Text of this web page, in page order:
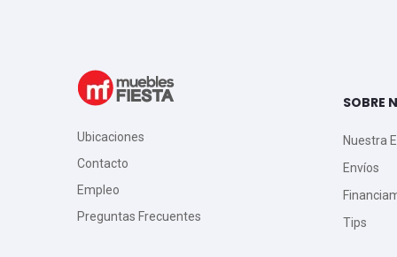
Ubicaciones
Contacto
Empleo
Preguntas Frecuentes
SOBRE
Nuestra
Envíos
Tips